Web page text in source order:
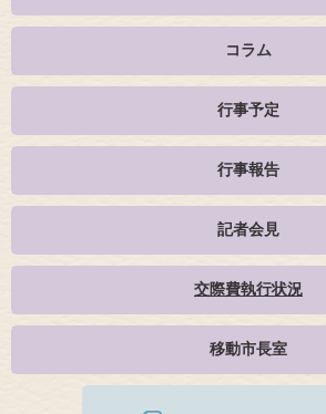
コラム
行事予定
行事報告
記者会見
交際費執行状況
移動市長室